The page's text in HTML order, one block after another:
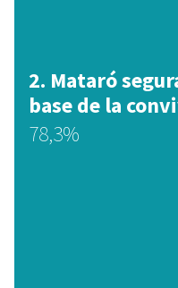
Mataró
base de la
78,3%